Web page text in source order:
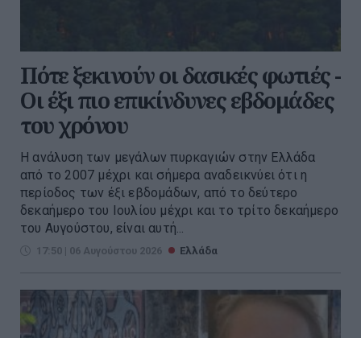
Πότε ξεκινούν οι δασικές φωτιές -
Oι έξι πιο επικίνδυνες εβδομάδες
του χρόνου
Η ανάλυση των μεγάλων πυρκαγιών στην Ελλάδα
από το 2007 μέχρι και σήμερα αναδεικνύει ότι η
περίοδος των έξι εβδομάδων, από το δεύτερο
δεκαήμερο του Ιουλίου μέχρι και το τρίτο δεκαήμερο
του Αυγούστου, είναι αυτή...
17:50 | 06 Αυγούστου 2026 Ελλάδα